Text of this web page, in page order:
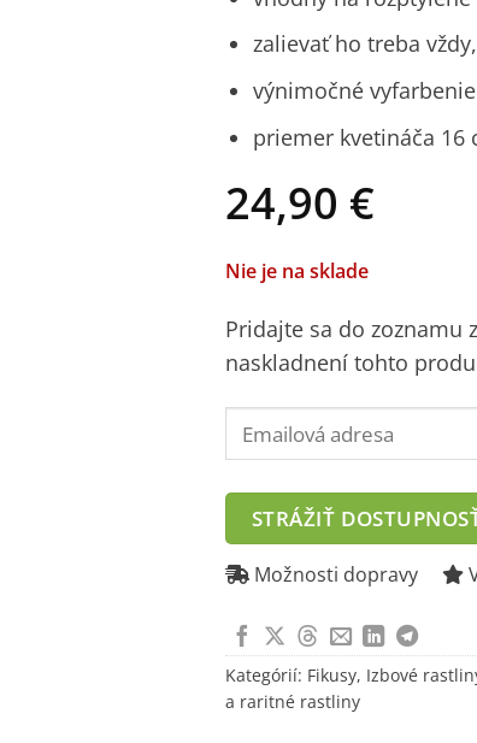
zalievať ho treba
výnimočné
priemer kvetináča 16
24,90 €
Nie je na sklade
Pridajte sa do zoznamu
naskladnení tohto
your
address
to
join
waitlist
for
STRÁŽIŤ
Možnosti dopravy
Kategórií: Fikusy, Izbové
a raritné rastliny